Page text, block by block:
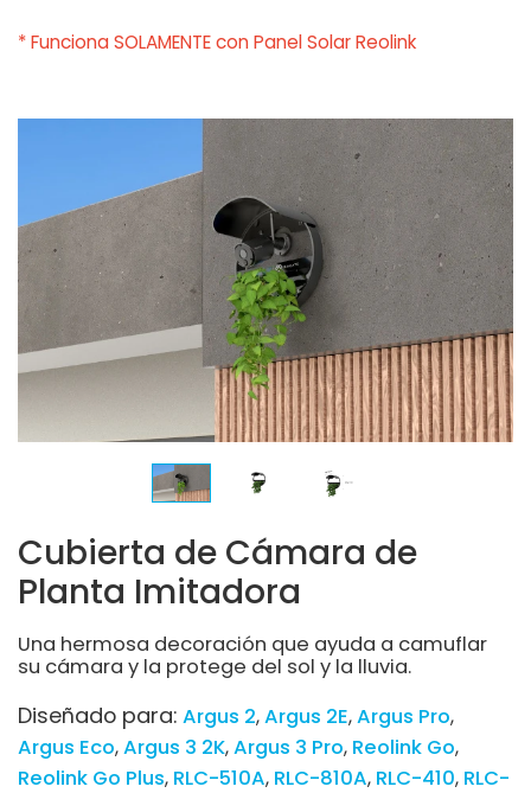
* Funciona SOLAMENTE con Panel Solar Reolink
Cubierta de Cámara de
Planta Imitadora
Una hermosa decoración que ayuda a camuflar
su cámara y la protege del sol y la lluvia.
Diseñado para: Argus 2 Argus 2E Argus Pro
Argus Eco Argus 3 2K Argus 3 Pro Reolink Go
Reolink Go Plus RLC-510A RLC-810A RLC-410 RLC-